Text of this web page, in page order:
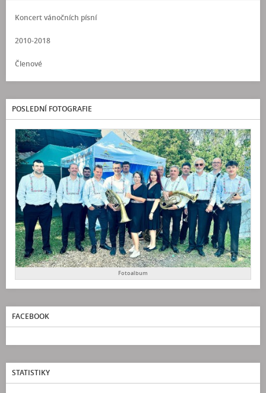
Koncert vánočních písní
2010-2018
Členové
POSLEDNÍ FOTOGRAFIE
Fotoalbum
FACEBOOK
STATISTIKY